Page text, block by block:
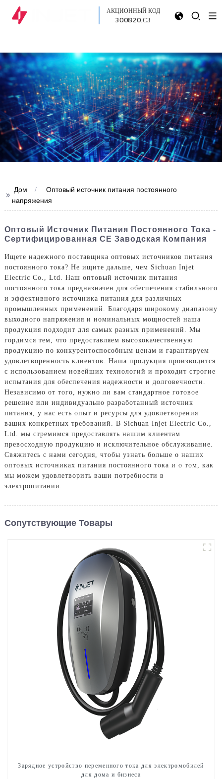
АКЦИОННЫЙ КОД
300820.СЗ
>> Дом
Оптовый источник питания постоянного
напряжения
Оптовый Источник Питания Постоянного Тока -
Сертифицированная CE Заводская Компания
Ищете надежного поставщика оптовых источников питания
постоянного тока? Не ищите дальше, чем Sichuan Injet
Electric Co., Ltd. Наш оптовый источник питания
постоянного тока предназначен для обеспечения стабильного
и эффективного источника питания для различных
промышленных применений. Благодаря широкому диапазону
выходного напряжения и номинальных мощностей наша
продукция подходит для самых разных применений. Мы
гордимся тем, что предоставляем высококачественную
продукцию по конкурентоспособным ценам и гарантируем
удовлетворенность клиентов. Наша продукция производится
с использованием новейших технологий и проходит строгие
испытания для обеспечения надежности и долговечности.
Независимо от того, нужно ли вам стандартное готовое
решение или индивидуально разработанный источник
питания, у нас есть опыт и ресурсы для удовлетворения
ваших конкретных требований. В Sichuan Injet Electric Co.,
Ltd. мы стремимся предоставлять нашим клиентам
превосходную продукцию и исключительное обслуживание.
Свяжитесь с нами сегодня, чтобы узнать больше о наших
оптовых источниках питания постоянного тока и о том, как
мы можем удовлетворить ваши потребности в
электропитании.
Сопутствующие Товары
Зарядное устройство переменного тока для электромобилей
для дома и бизнеса